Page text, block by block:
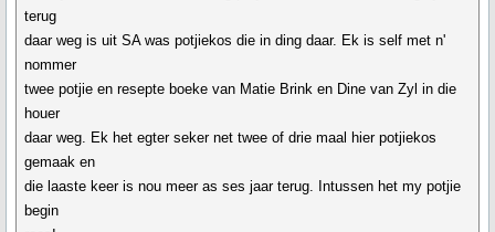
terug
daar weg is uit SA was potjiekos die in ding daar. Ek is self met n'
nommer
twee potjie en resepte boeke van Matie Brink en Dine van Zyl in die
houer
daar weg. Ek het egter seker net twee of drie maal hier potjiekos
gemaak en
die laaste keer is nou meer as ses jaar terug. Intussen het my potjie
begin